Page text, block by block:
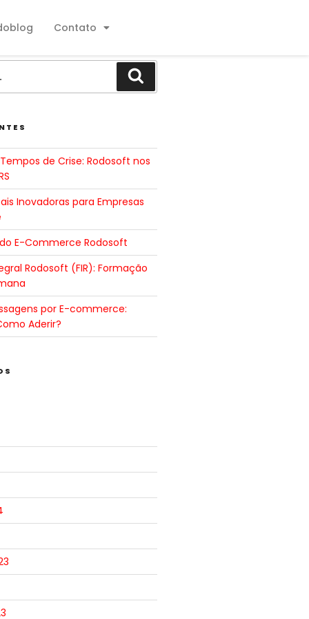
Contato
de Crise: Rodosoft nos
Inovadoras para Empresas
E-Commerce Rodosoft
Rodosoft (FIR): Formação
por E-commerce:
Aderir?